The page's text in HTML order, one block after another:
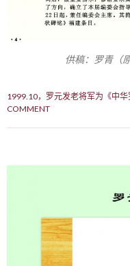
供稿：罗青（
1999.10，罗元发老将军为《中
COMMENT